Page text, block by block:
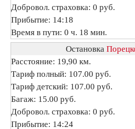
Добровол. страховка: 0 руб.
Прибытие: 14:18
Время в пути: 0 ч. 18 мин.
Остановка
Расстояние: 19,90 км.
Тариф полный: 107.00 руб.
Тариф детский: 107.00 руб.
Багаж: 15.00 руб.
Добровол. страховка: 0 руб.
Прибытие: 14:24